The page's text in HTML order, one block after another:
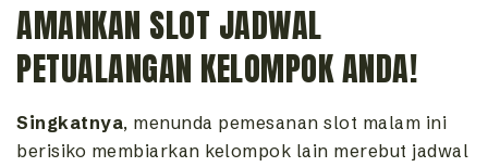
AMANKAN SLOT JADWAL
PETUALANGAN KELOMPOK ANDA!
Singkatnya, menunda pemesanan slot malam ini
berisiko membiarkan kelompok lain merebut jadwal